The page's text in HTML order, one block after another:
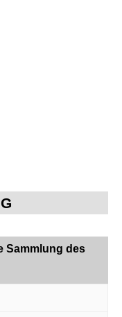
Sammlung des